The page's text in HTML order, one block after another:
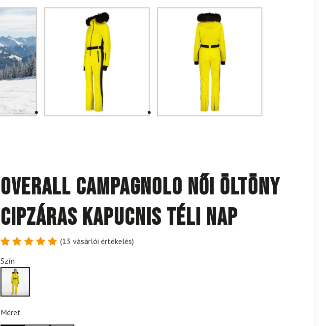
Overall CAMPAGNOLO női öltöny
cipzáras kapucnis téli nap
4.85
5-ből,
értékelés
alapján
(13 vásárlói értékelés)
Szín
Méret